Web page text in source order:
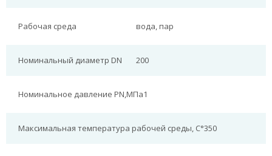
Рабочая среда вода, пар
Номинальный диаметр DN 200
Номинальное давление PN,МПа1
Максимальная температура рабочей среды, С°350